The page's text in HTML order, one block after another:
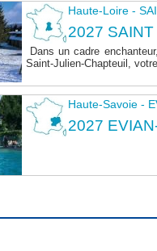
Haute-Loire -
2027
Dans un cadre
Saint-Julien-Chapteuil,
Haute-Savoie -
2027